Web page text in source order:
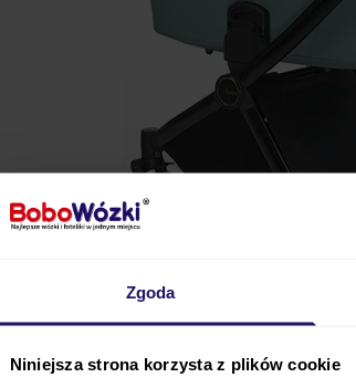
Zgoda
Niniejsza strona korzysta z plików cookie
Ibebe GLOSS — jakość ,komfort i